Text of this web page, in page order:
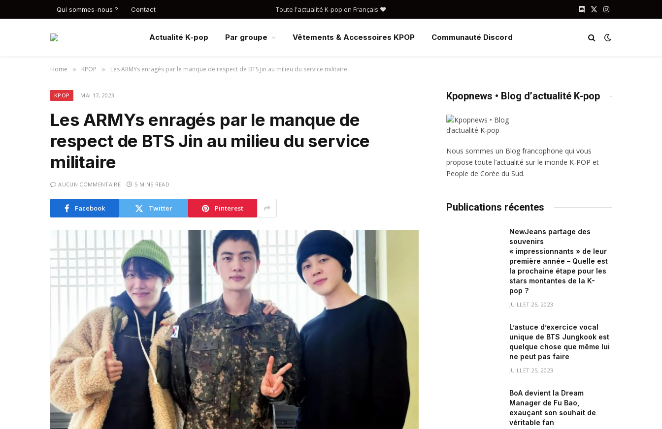
Qui sommes-nous ? Contact Toute l'actualité K-pop en Français ❤️ Discord
X
Instagram
Actualité K-pop Par groupe Vêtements & Accessoires KPOP Communauté Discord
Home » KPOP » Les ARMYs enragés par le manque de respect de BTS Jin au milieu du service militaire
KPOP MAI 17, 2023
Les ARMYs enragés par le manque de
respect de BTS Jin au milieu du service
militaire
AUCUN COMMENTAIRE 5 MINS READ
Facebook Twitter Pinterest
Kpopnews • Blog d’actualité K-pop
Nous sommes un Blog francophone qui vous
propose toute l’actualité sur le monde K-POP et
People de Corée du Sud.
Publications récentes
NewJeans partage des
souvenirs
« impressionnants » de leur
première année – Quelle est
la prochaine étape pour les
stars montantes de la K-
pop ?
JUILLET 25, 2023
L’astuce d’exercice vocal
unique de BTS Jungkook est
quelque chose que même lui
ne peut pas faire
JUILLET 25, 2023
BoA devient la Dream
Manager de Fu Bao,
exauçant son souhait de
véritable fan